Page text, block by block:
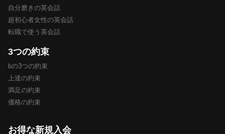
自分磨きの英会話
超初心者女性の英会話
転職で使う英会話
3つの約束
bの3つの約束
上達の約束
満足の約束
価格の約束
お得な新規入会